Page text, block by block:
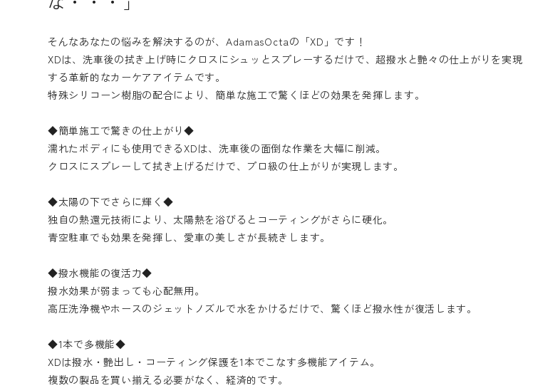
そんなあなたの悩みを解決するのが、AdamasOctaの「XD」です！
XDは、洗車後の拭き上げ時にクロスにシュッとスプレーするだけで、超撥水と艶々の仕上がりを実現
する革新的なカーケアアイテムです。
特殊シリコーン樹脂の配合により、簡単な施工で驚くほどの効果を発揮します。
◆簡単施工で驚きの仕上がり◆
濡れたボディにも使用できるXDは、洗車後の面倒な作業を大幅に削減。
クロスにスプレーして拭き上げるだけで、プロ級の仕上がりが実現します。
◆太陽の下でさらに輝く◆
独自の熱還元技術により、太陽熱を浴びるとコーティングがさらに硬化。
青空駐車でも効果を発揮し、愛車の美しさが長続きします。
◆撥水機能の復活力◆
撥水効果が弱まっても心配無用。
高圧洗浄機やホースのジェットノズルで水をかけるだけで、驚くほど撥水性が復活します。
◆1本で多機能◆
XDは撥水・艶出し・コーティング保護を1本でこなす多機能アイテム。
複数の製品を買い揃える必要がなく、経済的です。